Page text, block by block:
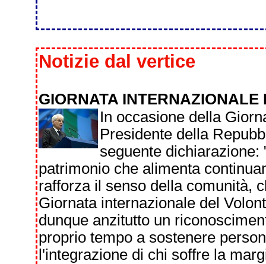
Notizie dal vertice
GIORNATA
In occasione della
Presidente della
seguente
patrimonio che alimenta
rafforza il senso della comunità,
Giornata internazionale del
dunque anzitutto un
proprio tempo a sostenere
l'integrazione di chi soffre la